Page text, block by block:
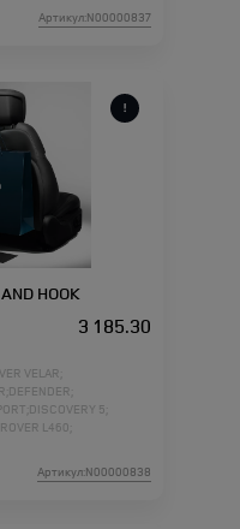
Артикул:N00000837
HOOK
3 185.30
VELAR;
DEFENDER;
DISCOVERY 5;
L460;
Артикул:N00000838